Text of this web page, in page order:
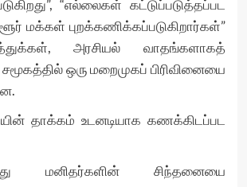
“எல்லைகள் கட்டுப்படுத்தப்பட
மக்கள் புறக்கணிக்கப்படுகிறார்கள்”
அரசியல் வாதங்களாகத்
ஒரு மறைமுகப் பிரிவினையை
தாக்கம் உடனடியாக கணக்கிடப்பட
மனிதர்களின் சிந்தனையை